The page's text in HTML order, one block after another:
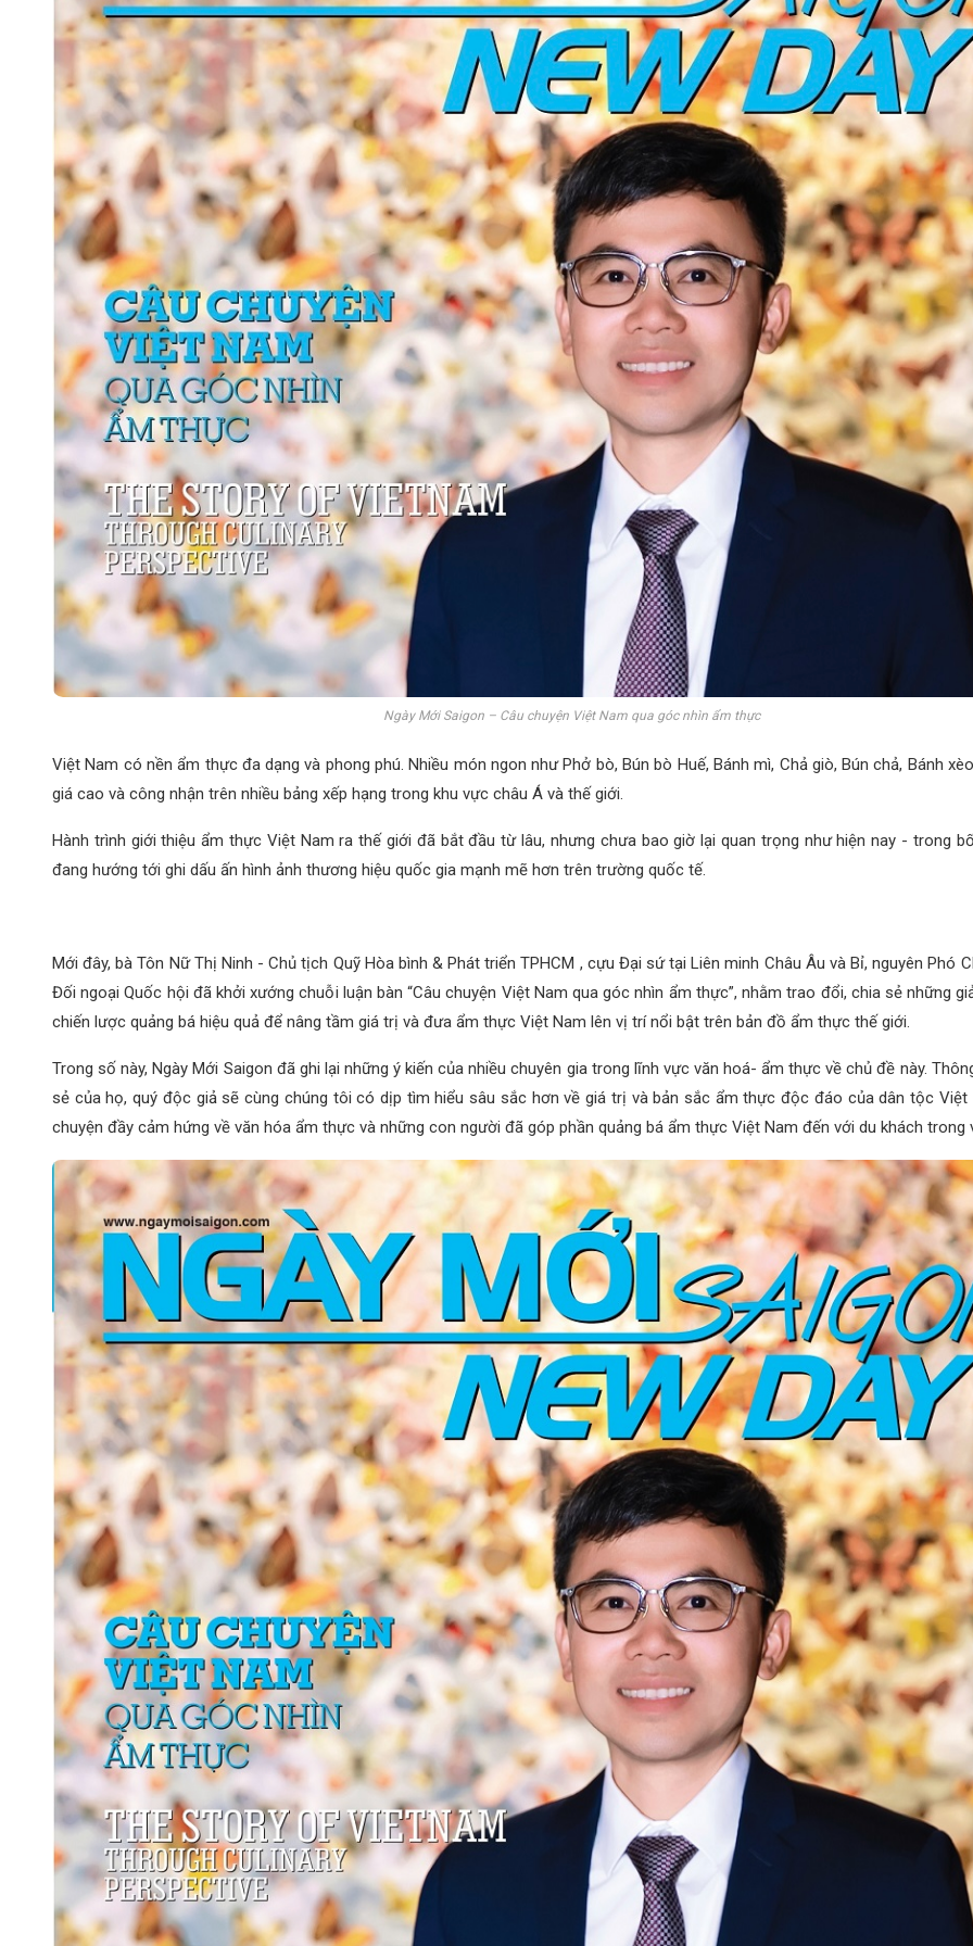
Ngày Mới Saigon – Câu chuyện Việt Nam qua góc nhìn ẩm thực
Việt Nam có nền ẩm thực đa dạng và phong phú. Nhiều món ngon như Phở bò, Bún bò Huế, Bánh mì, Chả giò, Bún chả, Bánh
giá cao và công nhận trên nhiều bảng xếp hạng trong khu vực châu Á và thế giới.
Hành trình giới thiệu ẩm thực Việt Nam ra thế giới đã bắt đầu từ lâu, nhưng chưa bao giờ lại quan trọng như hiện nay - trong
đang hướng tới ghi dấu ấn hình ảnh thương hiệu quốc gia mạnh mẽ hơn trên trường quốc tế.
Mới đây, bà Tôn Nữ Thị Ninh - Chủ tịch Quỹ Hòa bình & Phát triển TPHCM , cựu Đại sứ tại Liên minh Châu Âu và Bỉ, nguyên Phó
Đối ngoại Quốc hội đã khởi xướng chuỗi luận bàn “Câu chuyện Việt Nam qua góc nhìn ẩm thực”, nhằm trao đổi, chia sẻ những
chiến lược quảng bá hiệu quả để nâng tầm giá trị và đưa ẩm thực Việt Nam lên vị trí nổi bật trên bản đồ ẩm thực thế giới.
Trong số này, Ngày Mới Saigon đã ghi lại những ý kiến của nhiều chuyên gia trong lĩnh vực văn hoá- ẩm thực về chủ đề này.
sẻ của họ, quý độc giả sẽ cùng chúng tôi có dịp tìm hiểu sâu sắc hơn về giá trị và bản sắc ẩm thực độc đáo của dân tộc Việt
chuyện đầy cảm hứng về văn hóa ẩm thực và những con người đã góp phần quảng bá ẩm thực Việt Nam đến với du khách trong